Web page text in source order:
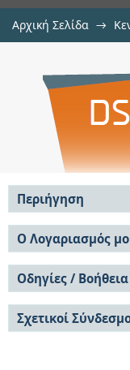
Αρχική Σελίδα →
Περιήγηση
Σε όλο το DSpace
Κοινότητες &
Ανά Ημερομηνία
Έκδοσης
Συγγραφείς
Τίτλοι
Θέματα
Ο Λογαριασμός
Σύνδεση
Εγγραφή
Οδηγίες / Βοήθεια
Οδηγίες Υποβολής
Οδηγίες Χρήσης ΙΑ
Συχνές Ερωτήσεις
Σχετικοί